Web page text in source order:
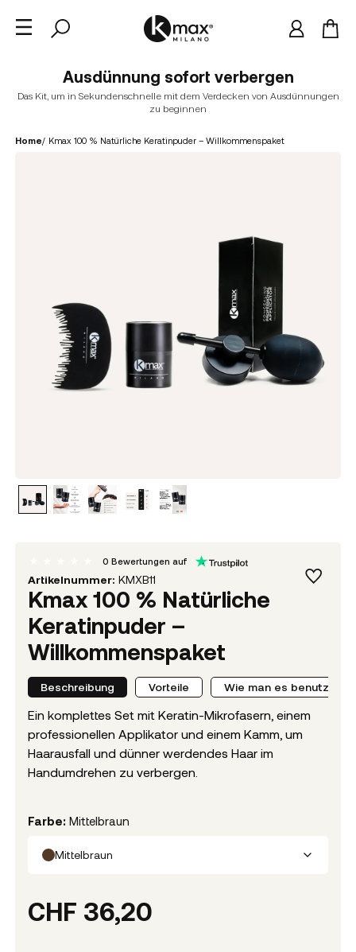
Ausdünnung sofort verbergen
Das Kit, um in Sekundenschnelle mit dem Verdecken von Ausdünnungen
zu beginnen
Home/ Kmax 100 % Natürliche Keratinpuder – Willkommenspaket
Artikelnummer: KMXB11
Kmax 100 % Natürliche
Keratinpuder –
Willkommenspaket
0 Bewertungen auf
Beschreibung Vorteile Wie man es benutzt
Ein komplettes Set mit Keratin-Mikrofasern, einem
professionellen Applikator und einem Kamm, um
Haarausfall und dünner werdendes Haar im
Handumdrehen zu verbergen.
Farbe: Mittelbraun
Mittelbraun
CHF 36,20